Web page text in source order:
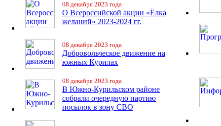
08 декабря 2023 года
О Всероссийской акции «Ёлка
желаний» 2023-2024 гг.
08 декабря 2023 года
Добровольческое движение на
южных Курилах
08 декабря 2023 года
В Южно-Курильском районе
собрали очередную партию
посылок в зону СВО